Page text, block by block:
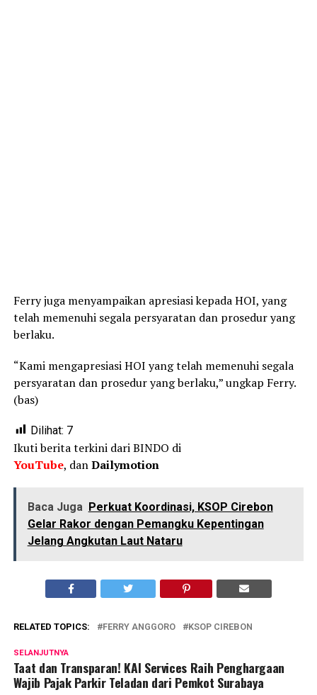
Ferry juga menyampaikan apresiasi kepada HOI, yang
telah memenuhi segala persyaratan dan prosedur yang
berlaku.
“Kami mengapresiasi HOI yang telah memenuhi segala
persyaratan dan prosedur yang berlaku,” ungkap Ferry.
(bas)
Dilihat: 7
Ikuti berita terkini dari BINDO di
YouTube, danDailymotion
Baca Juga Perkuat Koordinasi, KSOP Cirebon
Gelar Rakor dengan Pemangku Kepentingan
Jelang Angkutan Laut Nataru
RELATED TOPICS: FERRY ANGGORO KSOP CIREBON
SELANJUTNYA
Taat dan Transparan! KAI Services Raih Penghargaan
Wajib Pajak Parkir Teladan dari Pemkot Surabaya